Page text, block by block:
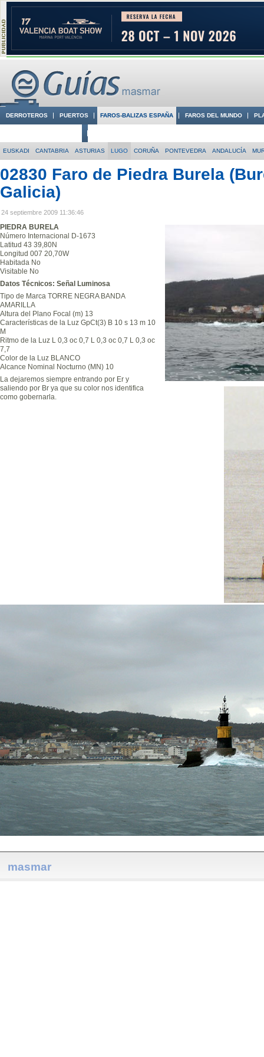
DERROTEROS PUERTOS FAROS-BALIZAS ESPAÑA FAROS DEL MUNDO
EUSKADI CANTABRIA ASTURIAS LUGO CORUÑA PONTEVEDRA ANDALUCÍA
02830 Faro de Piedra Burela
Galicia)
24 septiembre 2009 11:36:46
PIEDRA BURELA
Número Internacional D-1673
Latitud 43 39,80N
Longitud 007 20,70W
Habitada No
Visitable No
Datos Técnicos: Señal Luminosa
Tipo de Marca TORRE NEGRA BANDA
AMARILLA
Altura del Plano Focal (m) 13
Características de la Luz GpCt(3) B 10 s 13 m 10
M
Ritmo de la Luz L 0,3 oc 0,7 L 0,3 oc 0,7 L 0,3 oc
7,7
Color de la Luz BLANCO
Alcance Nominal Nocturno (MN) 10
La dejaremos siempre entrando por Er y
saliendo por Br ya que su color nos identifica
como gobernarla.
masmar